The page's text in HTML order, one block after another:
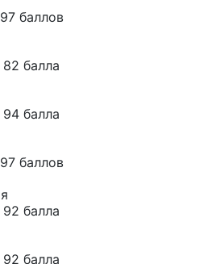
97 баллов
82 балла
94 балла
97 баллов
92 балла
92 балла